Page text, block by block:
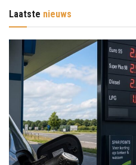
Laatste nieuws